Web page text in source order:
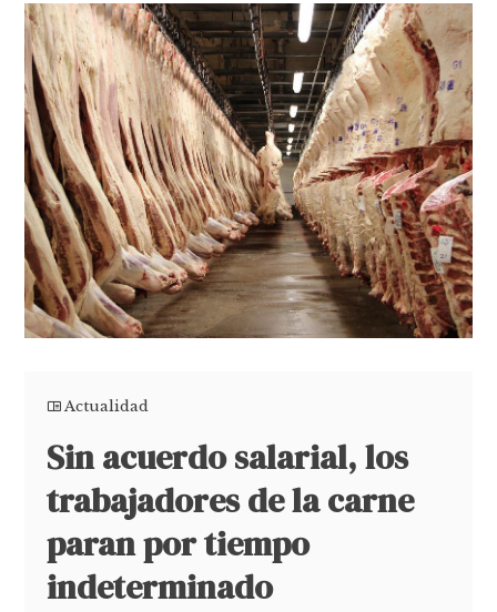
Actualidad
Sin acuerdo salarial, los
trabajadores de la carne
paran por tiempo
indeterminado